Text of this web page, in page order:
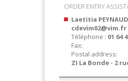
ORDER ENTRY
Laetitia PEYNAUD
cdevim02@vim.fr
Téléphone : 01 64
Fax:
Postal address:
ZI La Bonde - 2